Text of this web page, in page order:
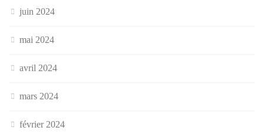
juin 2024
mai 2024
avril 2024
mars 2024
février 2024